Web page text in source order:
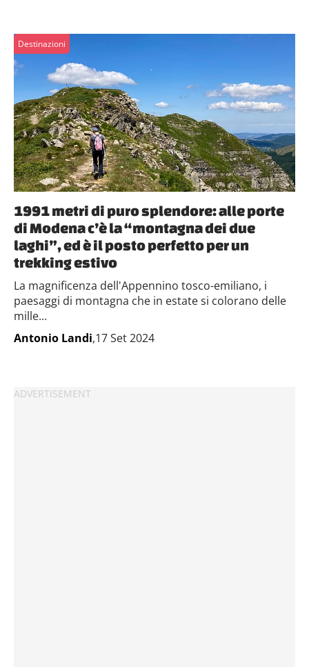
Destinazioni
1991 metri di puro splendore: alle porte
di Modena c’è la “montagna dei due
laghi”, ed è il posto perfetto per un
trekking estivo
La magnificenza dell'Appennino tosco-emiliano, i
paesaggi di montagna che in estate si colorano delle
mille...
Antonio Landi,17 Set 2024